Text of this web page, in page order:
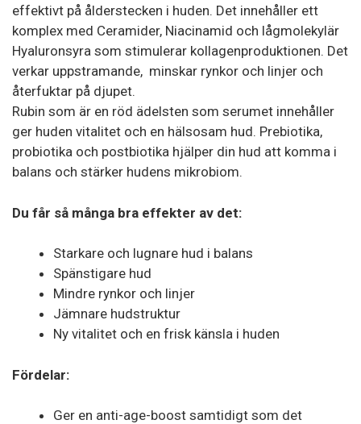
effektivt på ålderstecken i huden. Det innehåller ett
komplex med Ceramider, Niacinamid och lågmolekylär
Hyaluronsyra som stimulerar kollagenproduktionen. Det
verkar uppstramande, minskar rynkor och linjer och
återfuktar på djupet.
Rubin som är en röd ädelsten som serumet innehåller
ger huden vitalitet och en hälsosam hud. Prebiotika,
probiotika och postbiotika hjälper din hud att komma i
balans och stärker hudens mikrobiom.
Du får så många bra effekter av det:
Starkare och lugnare hud i balans
Spänstigare hud
Mindre rynkor och linjer
Jämnare hudstruktur
Ny vitalitet och en frisk känsla i huden
Fördelar:
Ger en anti-age-boost samtidigt som det